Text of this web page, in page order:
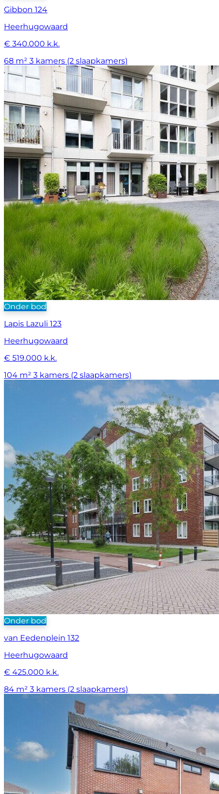
Gibbon 124
Heerhugowaard
€ 340.000 k.k.
68 m² 3 kamers (2 slaapkamers)
Onder bod
Lapis Lazuli 123
Heerhugowaard
€ 519.000 k.k.
104 m² 3 kamers (2 slaapkamers)
Onder bod
van Eedenplein 132
Heerhugowaard
€ 425.000 k.k.
84 m² 3 kamers (2 slaapkamers)